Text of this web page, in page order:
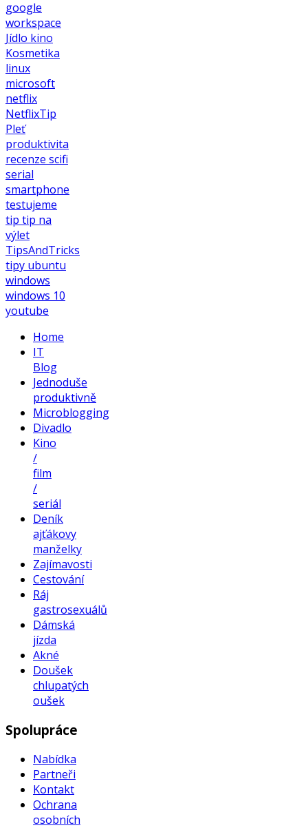
google
workspace
Jídlo kino
Kosmetika
linux
microsoft
netflix
NetflixTip
Pleť
produktivita
recenze scifi
serial
smartphone
testujeme
tip tip na
výlet
TipsAndTricks
tipy ubuntu
windows
windows 10
youtube
Home
IT
Blog
Jednoduše
produktivně
Microblogging
Divadlo
Kino
/
film
/
seriál
Deník
ajťákovy
manželky
Zajímavosti
Cestování
Ráj
gastrosexuálů
Dámská
jízda
Akné
Doušek
chlupatých
oušek
Spolupráce
Nabídka
Partneři
Kontakt
Ochrana
osobních